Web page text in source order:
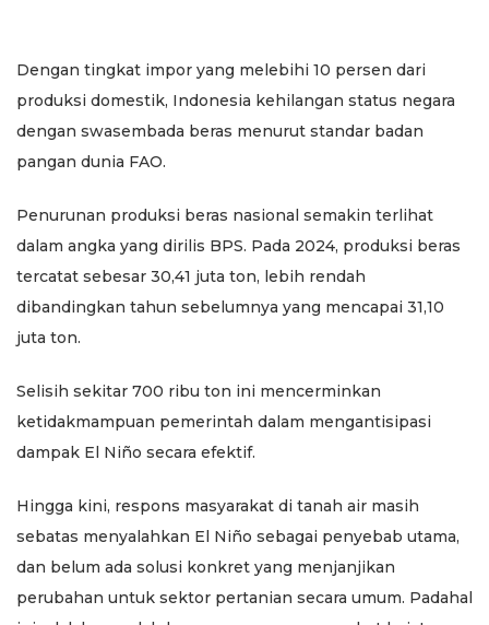
Dengan tingkat impor yang melebihi 10 persen dari
produksi domestik, Indonesia kehilangan status negara
dengan swasembada beras menurut standar badan
pangan dunia FAO.
Penurunan produksi beras nasional semakin terlihat
dalam angka yang dirilis BPS. Pada 2024, produksi beras
tercatat sebesar 30,41 juta ton, lebih rendah
dibandingkan tahun sebelumnya yang mencapai 31,10
juta ton.
Selisih sekitar 700 ribu ton ini mencerminkan
ketidakmampuan pemerintah dalam mengantisipasi
dampak El Niño secara efektif.
Hingga kini, respons masyarakat di tanah air masih
sebatas menyalahkan El Niño sebagai penyebab utama,
dan belum ada solusi konkret yang menjanjikan
perubahan untuk sektor pertanian secara umum. Padahal